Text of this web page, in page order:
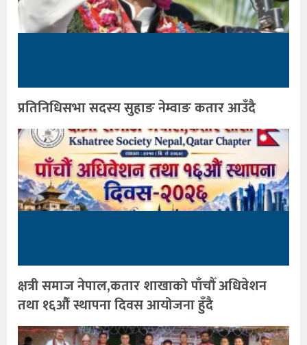
प्रतिनिधिसभा सदस्य सुहाङ नेम्वाङ कतार आउँदै
क्षत्री समाज नेपाल,कतार शाखाको पाँचौँ अधिवेशन
तथा १६औँ स्थापना दिवस आयोजना हुँदै